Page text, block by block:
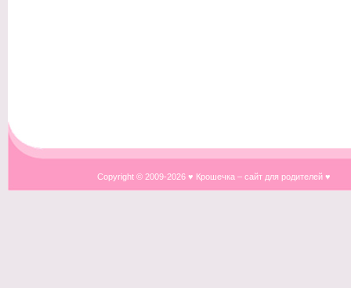
Copyright © 2009-2026 ♥ Крошечка – сайт для родителей ♥